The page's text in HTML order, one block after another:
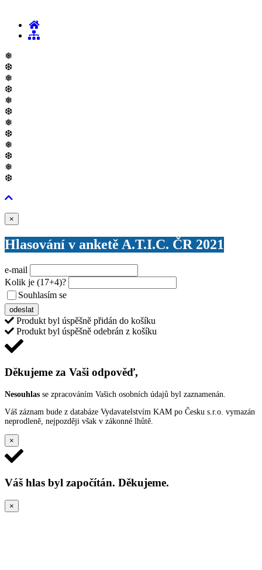
❅
❆
❅
❆
❅
❆
❅
❆
❅
❆
❅
❆
×
Hlasování v anketě A.T.I.C. ČR 2021
e-mail
Kolik je (17+4)?
Souhlasím se
odeslat
Produkt byl úspěšně přidán do košíku
Produkt byl úspěšně odebrán z košíku
Děkujeme za Vaši odpověď,
Nesouhlas se zpracováním Vašich osobních údajů byl zaznamenán.
Váš záznam bude z databáze Vydavatelstvím KAM po Česku s.r.o. vymazán
neprodleně, nejpozději však v zákonné lhůtě.
×
Váš hlas byl započítán. Děkujeme.
×